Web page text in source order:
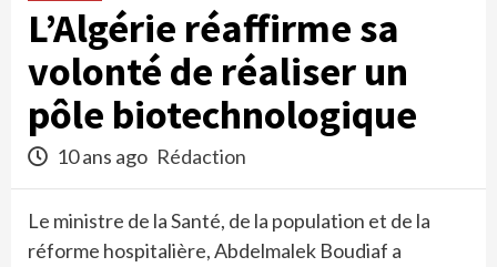
L’Algérie réaffirme sa
volonté de réaliser un
pôle biotechnologique
10 ans ago Rédaction
Le ministre de la Santé, de la population et de la
réforme hospitalière, Abdelmalek Boudiaf a